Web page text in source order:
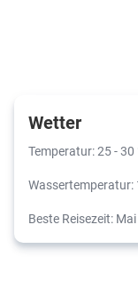
Wetter
Temperatur: 25 - 30
Wassertemperatur:
Beste Reisezeit: